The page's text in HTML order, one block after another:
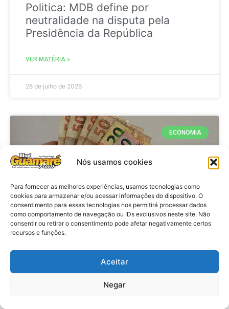
Nós usamos cookies
Para fornecer as melhores experiências, usamos tecnologias como
cookies para armazenar e/ou acessar informações do dispositivo. O
consentimento para essas tecnologias nos permitirá processar dados
como comportamento de navegação ou IDs exclusivos neste site. Não
consentir ou retirar o consentimento pode afetar negativamente certos
recursos e funções.
Aceitar
Negar
Politica: MDB define por
neutralidade na disputa pela
Presidência da República
VER MATÉRIA »
28 de julho de 2026
ECONOMIA
Economia: Beneficiários com NIS
de final 7 recebem Bolsa Família
de julho